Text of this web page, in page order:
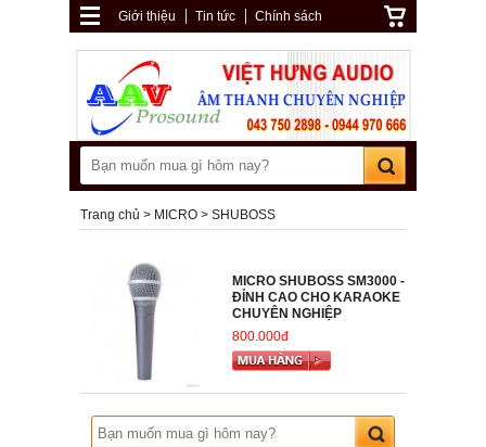
Giới thiệu Tin tức Chính sách
Trang chủ MICRO SHUBOSS
MICRO SHUBOSS SM3000 -
ĐỈNH CAO CHO KARAOKE
CHUYÊN NGHIỆP
800.000đ